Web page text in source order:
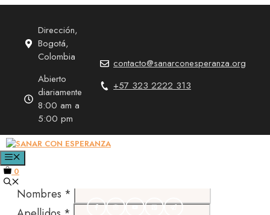
contenido
Dirección,
Bogotá,
Colombia
Abierto
diariamente
8:00 am a
5:00 pm
contacto@sanarconesperanza.org
+57 323 2222 313
0
cuerpo y del
alma
Registro profesores
Become an instructor
Nombres *